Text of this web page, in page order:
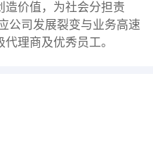
造价值，为社会分担责
公司发展裂变与业务高速
理商及优秀员工。